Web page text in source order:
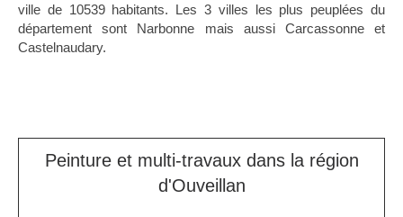
ville de 10539 habitants. Les 3 villes les plus peuplées du
département sont Narbonne mais aussi Carcassonne et
Castelnaudary.
Peinture et multi-travaux dans la région
d'Ouveillan